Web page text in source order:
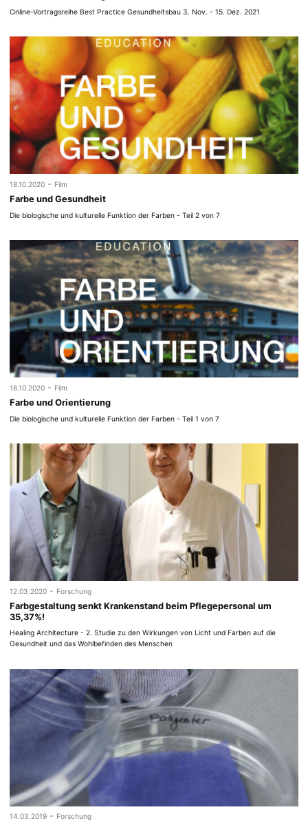
Online-Vortragsreihe Best Practice Gesundheitsbau 3. Nov. - 15. Dez. 2021
18.10.2020 - Film
Farbe und Gesundheit
Die biologische und kulturelle Funktion der Farben - Teil 2 von 7
18.10.2020 - Film
Farbe und Orientierung
Die biologische und kulturelle Funktion der Farben - Teil 1 von 7
12.03.2020 - Forschung
Farbgestaltung senkt Krankenstand beim Pflegepersonal um
35,37%!
Healing Architecture - 2. Studie zu den Wirkungen von Licht und Farben auf die
Gesundheit und das Wohlbefinden des Menschen
14.03.2019 - Forschung